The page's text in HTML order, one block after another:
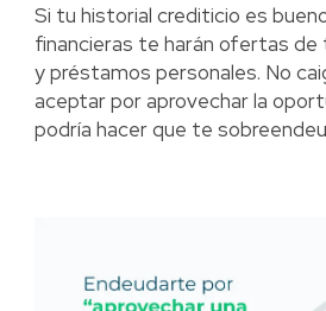
Si tu historial crediticio es
financieras te harán ofertas
y préstamos personales. No
aceptar por aprovechar la
podría hacer que te